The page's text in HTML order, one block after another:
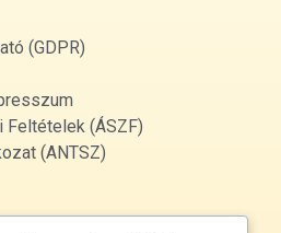
(GDPR)
(ÁSZF)
(ANTSZ)